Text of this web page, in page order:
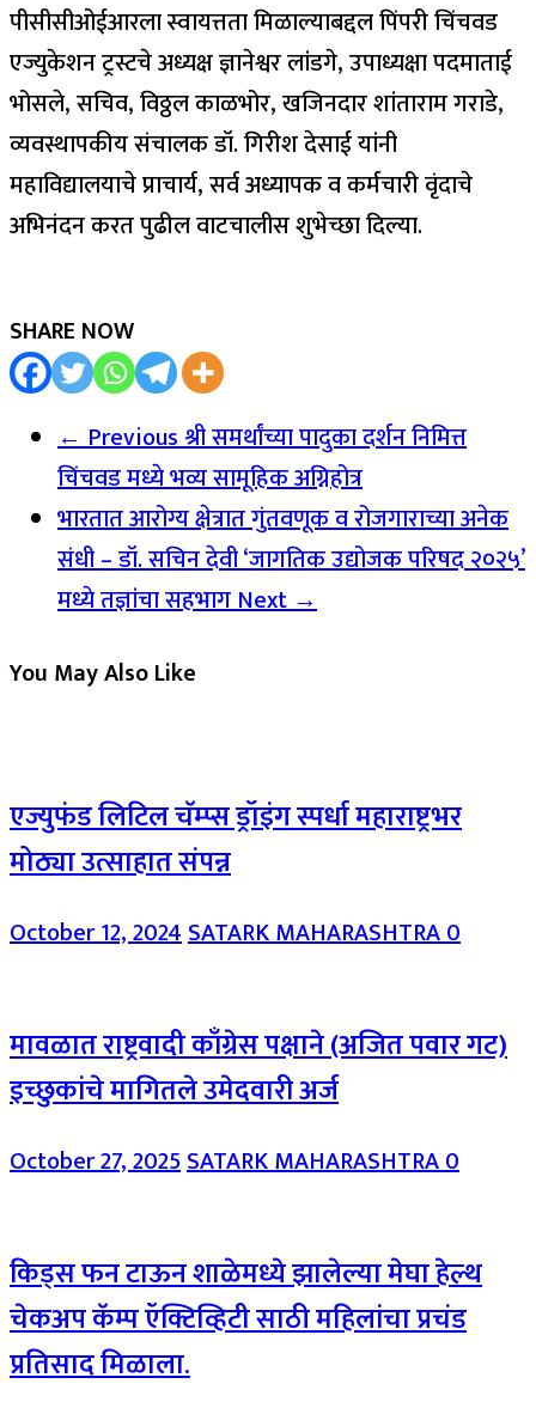
पीसीसीओईआरला स्वायत्तता मिळाल्याबद्दल पिंपरी चिंचवड
एज्युकेशन ट्रस्टचे अध्यक्ष ज्ञानेश्वर लांडगे, उपाध्यक्षा पदमाताई
भोसले, सचिव, विठ्ठल काळभोर, खजिनदार शांताराम गराडे,
व्यवस्थापकीय संचालक डॉ. गिरीश देसाई यांनी
महाविद्यालयाचे प्राचार्य, सर्व अध्यापक व कर्मचारी वृंदाचे
अभिनंदन करत पुढील वाटचालीस शुभेच्छा दिल्या.
SHARE NOW
← Previousश्री समर्थांच्या पादुका दर्शन निमित्त
चिंचवड मध्ये भव्य सामूहिक अग्निहोत्र
भारतात आरोग्य क्षेत्रात गुंतवणूक व रोजगाराच्या अनेक
संधी – डॉ. सचिन देवी ‘जागतिक उद्योजक परिषद २०२५’
मध्ये तज्ञांचा सहभागNext →
You May Also Like
एज्युफंड लिटिल चॅम्प्स ड्रॉइंग स्पर्धा महाराष्ट्रभर
मोठ्या उत्साहात संपन्न
October 12, 2024SATARK MAHARASHTRA0
मावळात राष्ट्रवादी काँग्रेस पक्षाने (अजित पवार गट)
इच्छुकांचे मागितले उमेदवारी अर्ज
October 27, 2025SATARK MAHARASHTRA0
किड्स फन टाऊन शाळेमध्ये झालेल्या मेघा हेल्थ
चेकअप कॅम्प ऍक्टिव्हिटी साठी महिलांचा प्रचंड
प्रतिसाद मिळाला.